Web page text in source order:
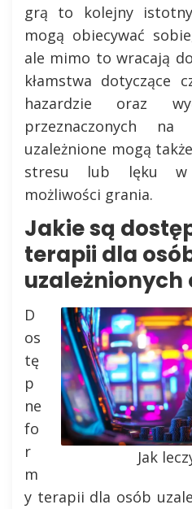
grą to kolejny
mogą obiecywać
ale mimo to wracają
kłamstwa dotyczące
hazardzie oraz
przeznaczonych
uzależnione mogą
stresu lub lęku w
możliwości grania.
Jakie są
terapii dla
uzależnionych
Jak
D
os
tę
p
ne
fo
r
m
y terapii dla osób